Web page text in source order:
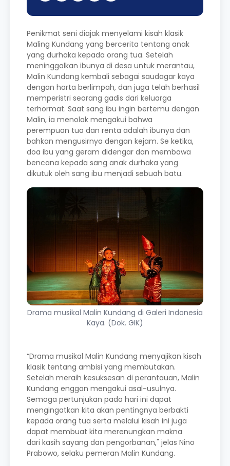
Penikmat seni diajak menyelami kisah klasik
Maling Kundang yang bercerita tentang anak
yang durhaka kepada orang tua. Setelah
meninggalkan ibunya di desa untuk merantau,
Malin Kundang kembali sebagai saudagar kaya
dengan harta berlimpah, dan juga telah berhasil
memperistri seorang gadis dari keluarga
terhormat. Saat sang ibu ingin bertemu dengan
Malin, ia menolak mengakui bahwa
perempuan tua dan renta adalah ibunya dan
bahkan mengusirnya dengan kejam. Se ketika,
doa ibu yang geram didengar dan membawa
bencana kepada sang anak durhaka yang
dikutuk oleh sang ibu menjadi sebuah batu.
Drama musikal Malin Kundang di Galeri Indonesia
Kaya. (Dok. GIK)
“Drama musikal Malin Kundang menyajikan kisah
klasik tentang ambisi yang membutakan.
Setelah meraih kesuksesan di perantauan, Malin
Kundang enggan mengakui asal-usulnya.
Semoga pertunjukan pada hari ini dapat
mengingatkan kita akan pentingnya berbakti
kepada orang tua serta melalui kisah ini juga
dapat membuat kita merenungkan makna
dari kasih sayang dan pengorbanan," jelas Nino
Prabowo, selaku pemeran Malin Kundang.